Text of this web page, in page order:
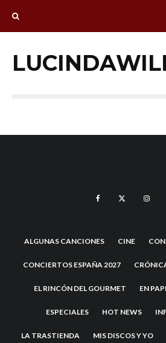
ALGUNAS CANCIONES CINE
CONCIERTOS ESPAÑA 2027
EL RINCÓN DEL GOURMET EN
ESPECIALES HOT NEWS
LA TRASTIENDA MIS DISCOS Y YO